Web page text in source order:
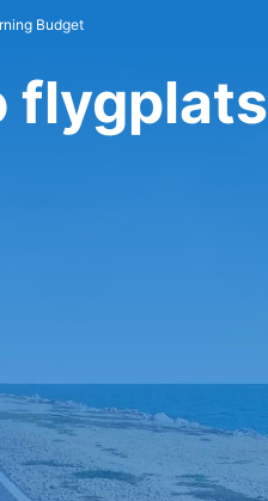
Budget
flygplats